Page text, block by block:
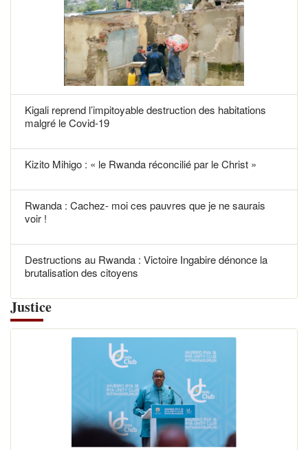
Kigali reprend l’impitoyable destruction des habitations
malgré le Covid-19
Kizito Mihigo : « le Rwanda réconcilié par le Christ »
Rwanda : Cachez- moi ces pauvres que je ne saurais
voir !
Destructions au Rwanda : Victoire Ingabire dénonce la
brutalisation des citoyens
Justice